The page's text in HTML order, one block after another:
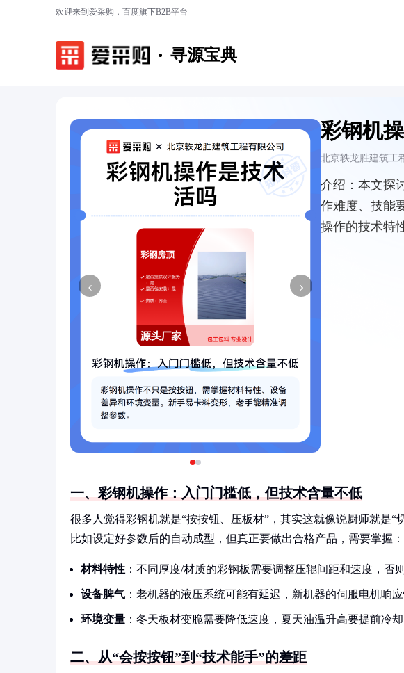
欢迎来到爱采购，百度旗下B2B平台
寻源宝典
‹ ›
彩钢机
北京轶龙胜建筑工
介绍： 本文探
作难度、技能
操作的技术特
一、彩钢机操作：入门门槛低，但技术含量不低
很多人觉得彩钢机就是“按按钮、压板材”，其实这就像说厨师就
比如设定好参数后的自动成型，但真正要做出合格产品，需要掌握：
材料特性 ：不同厚度/材质的彩钢板需要调整压辊间距和速度，否
设备脾气 ：老机器的液压系统可能有延迟，新机器的伺服电机响
环境变量 ：冬天板材变脆需要降低速度，夏天油温升高要提前冷
二、从“会按按钮”到“技术能手”的差距